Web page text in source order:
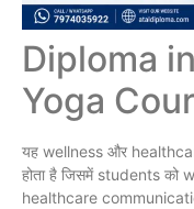
Diploma
Yoga
यह wellness और
होता है जिसमें students
healthcare